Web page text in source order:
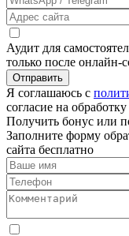
Аудит для
только после онлайн-
Отправить
Я соглашаюсь с
согласие на
Получить бонус или
Заполните форму
сайта бесплатно